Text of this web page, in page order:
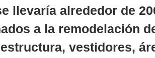
llevaría alrededor de
a la remodelación
vestidores,